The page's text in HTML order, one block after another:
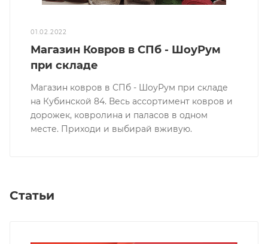
01.02.2022
Магазин Ковров в СПб - ШоуРум
при складе
Магазин ковров в СПб - ШоуРум при складе
на Кубинской 84. Весь ассортимент ковров и
дорожек, ковролина и паласов в одном
месте. Приходи и выбирай вживую.
Статьи